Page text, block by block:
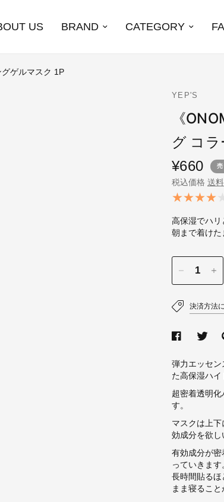
US BRAND CATEGORY
ゲルマスク 1P
YEP'S
《
グ コ
¥660 売
税込価格 送料
高保湿でハリ
朝まで着けた
決済方法
弾力エッセ
た高保湿ハイ
超密着透明
す。
マスクは上
効成分を欲し
有効成分が
っていきます
長時間貼る
まま寝るこ